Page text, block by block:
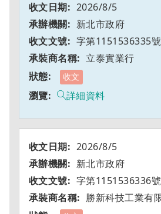
2026/8/5
新北市政府
字第1151536335號
立泰實業行
收文
詳細資料
2026/8/5
新北市政府
字第1151536336號
勝新科技工業有